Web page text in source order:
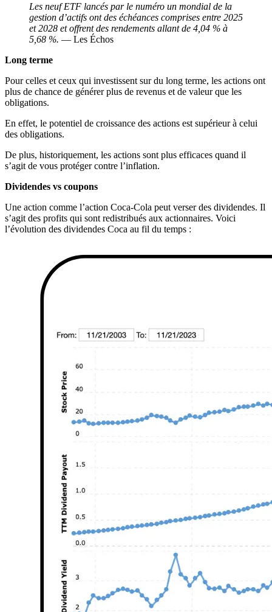
Les neuf ETF lancés par le numéro un mondial de la
gestion d’actifs ont des échéances comprises entre 2025
et 2028 et offrent des rendements allant de 4,04 % à
5,68 %. — Les Échos
Long terme
Pour celles et ceux qui investissent sur du long terme, les actions ont
plus de chance de générer plus de revenus et de valeur que les
obligations.
En effet, le potentiel de croissance des actions est supérieur à celui
des obligations.
De plus, historiquement, les actions sont plus efficaces quand il
s’agit de vous protéger contre l’inflation.
Dividendes vs coupons
Une action comme l’action Coca-Cola peut verser des dividendes. Il
s’agit des profits qui sont redistribués aux actionnaires. Voici
l’évolution des dividendes Coca au fil du temps :